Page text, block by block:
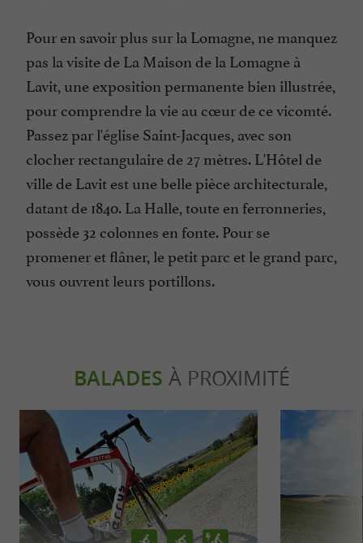
Pour en savoir plus sur la Lomagne, ne manquez
pas la visite de La Maison de la Lomagne à
Lavit, une exposition permanente bien illustrée,
pour comprendre la vie au cœur de ce vicomté.
Passez par l'église Saint-Jacques, avec son
clocher rectangulaire de 27 mètres. L'Hôtel de
ville de Lavit est une belle pièce architecturale,
datant de 1840. La Halle, toute en ferronneries,
possède 32 colonnes en fonte. Pour se
promener et flâner, le petit parc et le grand parc,
vous ouvrent leurs portillons.
BALADES À PROXIMITÉ